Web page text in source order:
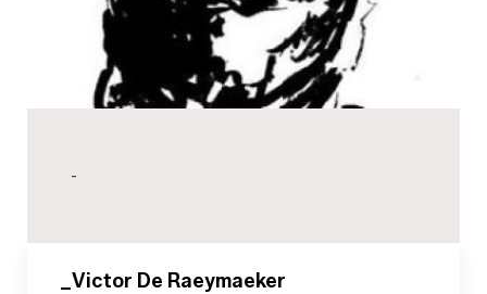
-
_Victor De Raeymaeker